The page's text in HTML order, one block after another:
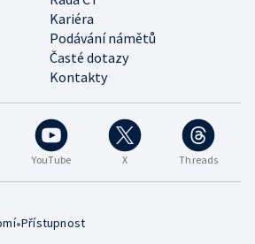
Kariéra
Podávání námětů
Časté dotazy
Kontakty
YouTube X Threads
•Přístupnost